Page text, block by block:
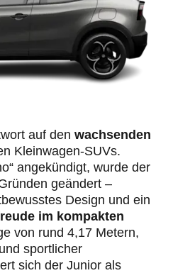
auf den wachsenden
Kleinwagen-SUVs.
angekündigt, wurde der
geändert –
Design und ein
im kompakten
von rund 4,17 Metern,
sportlicher
sich der Junior als